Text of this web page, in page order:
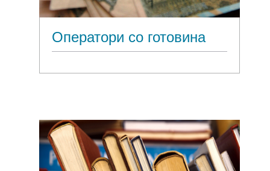
Оператори со готовина